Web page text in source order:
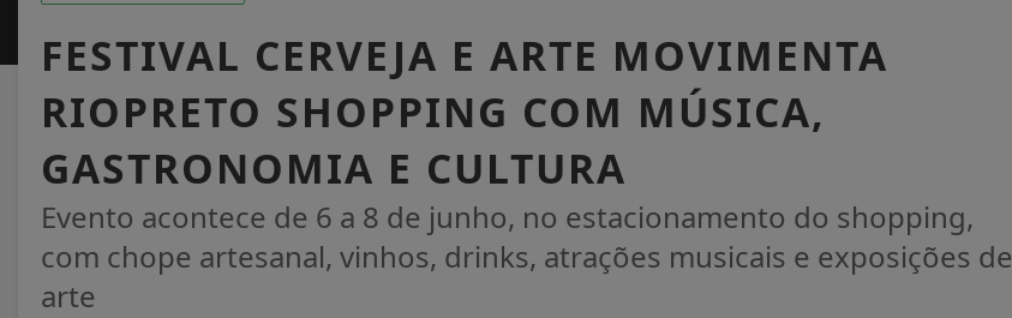
FESTIVAL CERVEJA E ARTE MOVIMENTA
RIOPRETO SHOPPING COM MÚSICA,
GASTRONOMIA E CULTURA
Evento acontece de 6 a 8 de junho, no estacionamento do shopping,
com chope artesanal, vinhos, drinks, atrações musicais e exposições de
arte